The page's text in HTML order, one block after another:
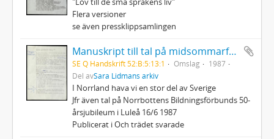
Flera versioner
se även pressklippsamlingen
Manuskript till tal på midsommarfesten i Burträsk
SE Q Handskrift 52:B:5:13:1 Omslag
1987
Del avSara Lidmans arkiv
I Norrland hava vi en stor del av Sverige
Jfr även tal på Norrbottens Bildningsförbunds 50-
årsjubileum i Luleå 16/6 1987
Publicerat i Och trädet svarade